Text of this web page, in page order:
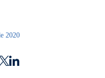
2020